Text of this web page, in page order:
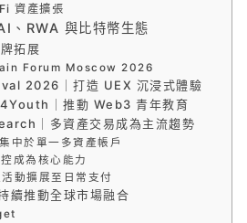
資產擴張
、RWA 與比特幣生態
拓展
Forum Moscow 2026
2026｜打造 UEX 沉浸式體驗
｜推動 Web3 青年教育
｜多資產交易成為主流趨勢
中於單一多資產帳戶
成為核心能力
動擴展至日常支付
續推動全球市場融合